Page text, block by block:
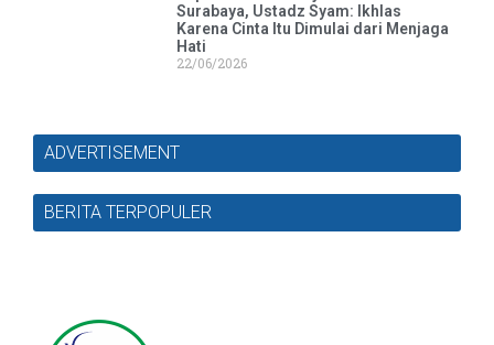
Surabaya, Ustadz Syam: Ikhlas
Karena Cinta Itu Dimulai dari Menjaga
Hati
22/06/2026
ADVERTISEMENT
BERITA TERPOPULER